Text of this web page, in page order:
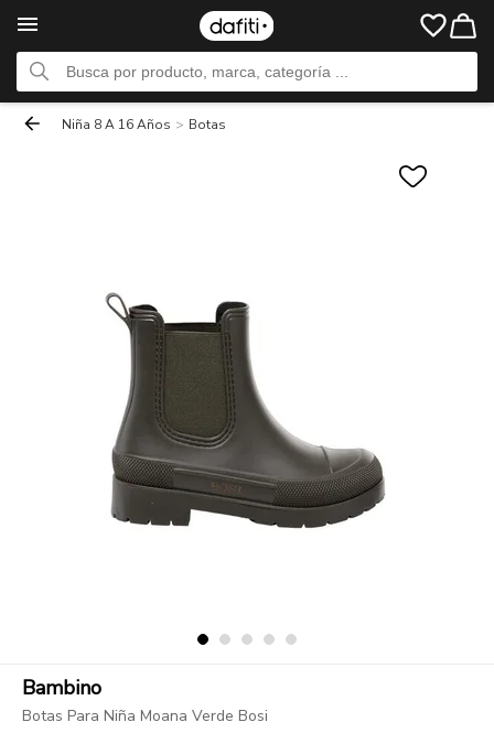
Niña 8 A 16 Años > Botas
Bambino
Botas Para Niña Moana Verde Bosi